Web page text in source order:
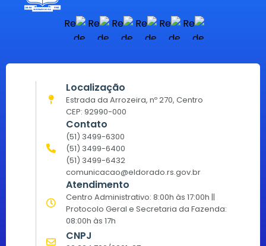
Localização
Estrada da Arrozeira, nº 270, Centro
CEP: 92990-000
Contato
(51) 3499-6300
(51) 3499-6400
(51) 3499-6432
comunicacao@eldorado.rs.gov.br
Atendimento
Centro Administrativo: 8:00h às 17:00h ||
Protocolo Geral e Secretaria da Fazenda:
08:00h às 17h
CNPJ